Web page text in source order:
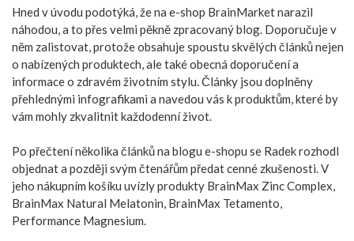
Hned v úvodu podotýká, že na e-shop BrainMarket narazil
náhodou, a to přes velmi pěkně zpracovaný blog. Doporučuje v
něm zalistovat, protože obsahuje spoustu skvělých článků nejen
o nabízených produktech, ale také obecná doporučení a
informace o zdravém životním stylu. Články jsou doplněny
přehlednými infografikami a navedou vás k produktům, které by
vám mohly zkvalitnit každodenní život.
Po přečtení několika článků na blogu e-shopu se Radek rozhodl
objednat a později svým čtenářům předat cenné zkušenosti. V
jeho nákupním košíku uvízly produkty BrainMax Zinc Complex,
BrainMax Natural Melatonin, BrainMax Tetamento,
Performance Magnesium.